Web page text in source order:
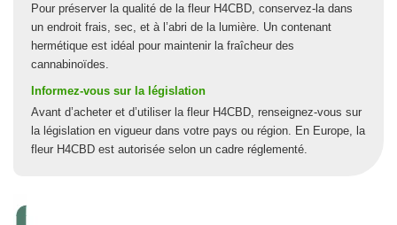
Pour préserver la qualité de la fleur H4CBD, conservez-la dans
un endroit frais, sec, et à l’abri de la lumière. Un contenant
hermétique est idéal pour maintenir la fraîcheur des
cannabinoïdes.
Informez-vous sur la législation
Avant d’acheter et d’utiliser la fleur H4CBD, renseignez-vous sur
la législation en vigueur dans votre pays ou région. En Europe, la
fleur H4CBD est autorisée selon un cadre réglementé.